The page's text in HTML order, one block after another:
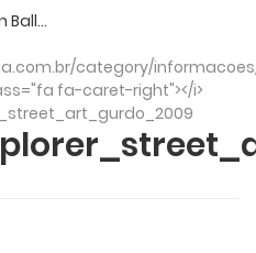
Ball...
category/informacoes/
fa-caret-right"></i>